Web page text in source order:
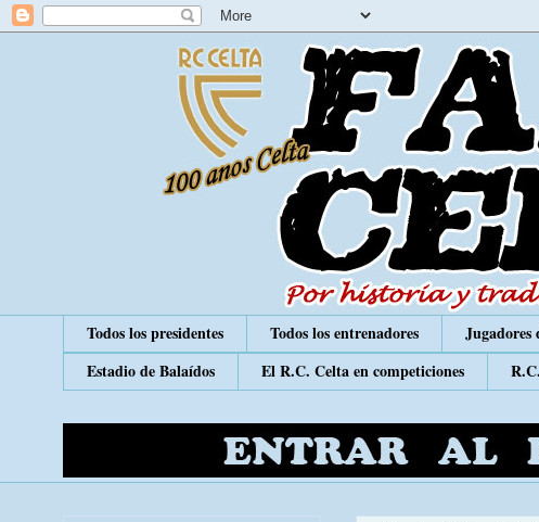
Todos los presidentes Todos los entrenadores
Estadio de Balaídos
El R.C. Celta en competiciones